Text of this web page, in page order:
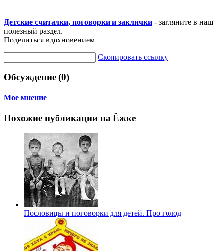
Детские считалки, поговорки и заклички - загляните в наш
полезный раздел.
Поделиться вдохновением
Скопировать ссылку
Обсуждение (0)
Мое мнение
Похожие публикации на Ёжке
Пословицы и поговорки для детей. Про голод